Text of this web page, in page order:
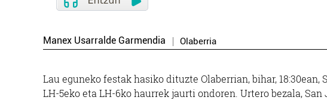
Manex Usarralde Garmendia Olaberria
Lau eguneko festak hasiko dituzte Olaberrian, bihar,
LH-5eko eta LH-6ko haurrek jaurti ondoren. Urtero bezala,